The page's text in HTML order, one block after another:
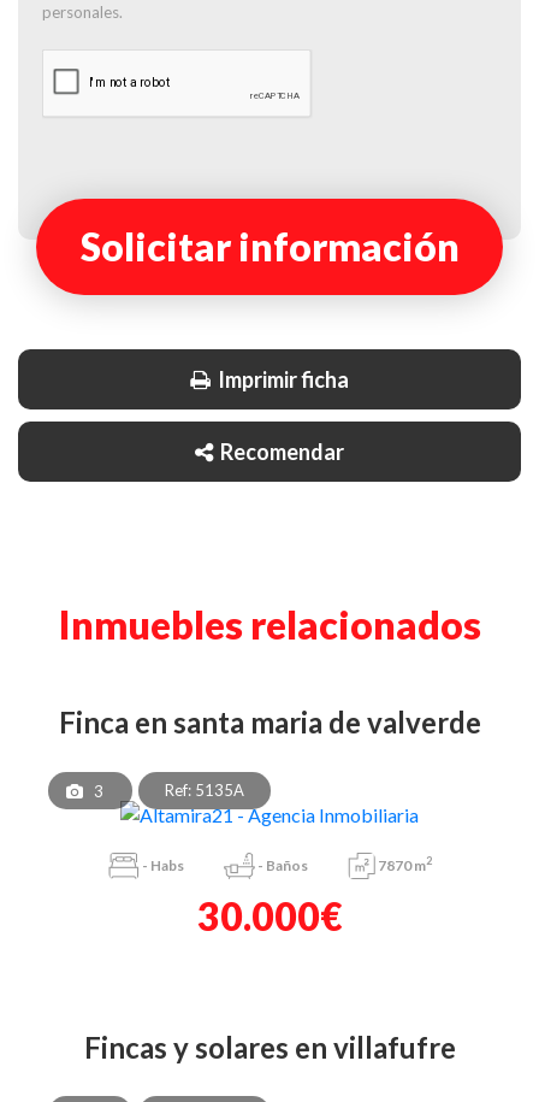
personales.
Solicitar información
Imprimir ficha
Recomendar
Inmuebles relacionados
finca en santa maria de valverde
3 Ref: 5135A
- Habs - Baños 7870 m2
30.000€
fincas y solares en villafufre